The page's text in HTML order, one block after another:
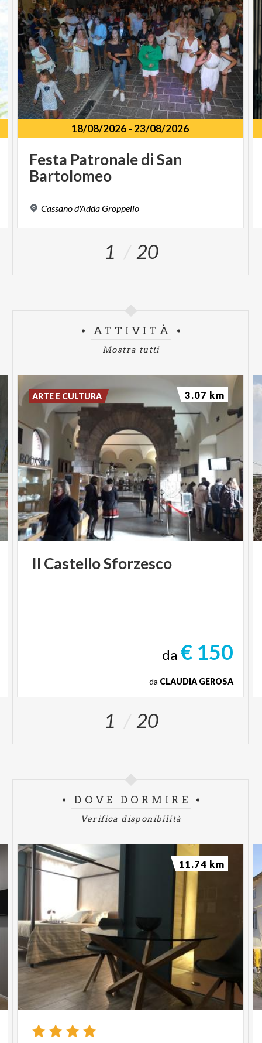
18/08/2026- 23/08/2026
Festa PatronalediSan
Bartolomeo
Cassanod'AddaGroppello
1 20
ATTIVITÀ
Mostra tutti
Il CastelloSforzesco
da € 150
da CLAUDIA GEROSA
ARTE E CULTURA 3.07 km
1 20
DOVE DORMIRE
Verifica disponibilità
11.74 km